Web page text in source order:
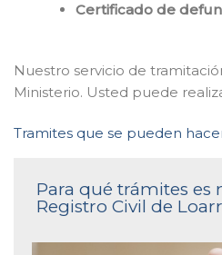
Certificado de
Nuestro servicio de
Ministerio. Usted puede
Tramites que se pueden
Para qué trámites
Registro Civil de